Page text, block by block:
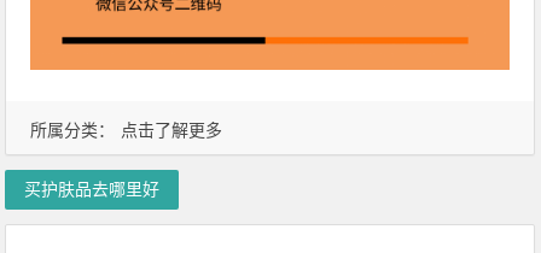
所属分类： 点击了解更多
买护肤品去哪里好